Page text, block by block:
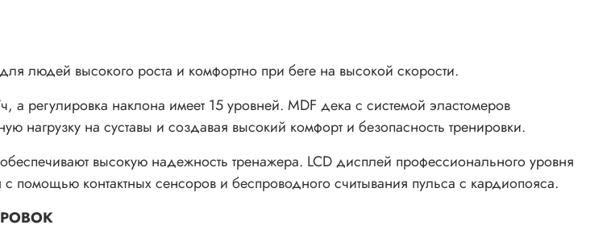
людей высокого роста и комфортно при беге на высокой скорости.
регулировка наклона имеет 15 уровней. MDF дека с системой эластомеров
нагрузку на суставы и создавая высокий комфорт и безопасность тренировки.
высокую надежность тренажера. LCD дисплей профессионального уровня
помощью контактных сенсоров и беспроводного считывания пульса с кардиопояса.